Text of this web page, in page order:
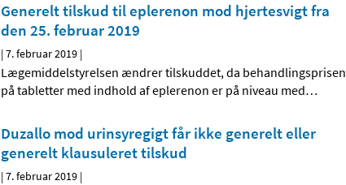
Generelt tilskud til eplerenon mod hjertesvigt fra
den 25. februar 2019
|7. februar 2019 |
Lægemiddelstyrelsen ændrer tilskuddet, da behandlingsprisen
på tabletter med indhold af eplerenon er på niveau med…
Duzallo mod urinsyregigt får ikke generelt eller
generelt klausuleret tilskud
|7. februar 2019 |